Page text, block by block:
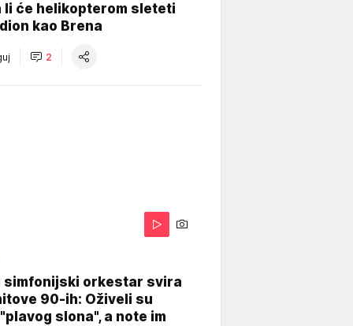
li će helikopterom sleteti
kao Brena
2
simfonijski orkestar svira
90-ih: Oživeli su
slona", a note im